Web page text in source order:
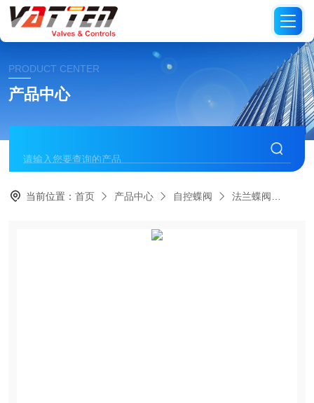
PRODUCT CENTER
产品中心
当前位置：首页 产品中心 自控蝶阀 法兰蝶阀